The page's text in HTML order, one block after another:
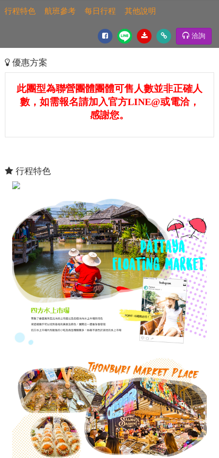
行程特色 航班參考 每日行程 其他說明
洽詢
優惠方案
此團型為聯營團體團體可售人數並非正確人
數，如需報名請加入官方LINE@或電洽，
感謝您。
行程特色